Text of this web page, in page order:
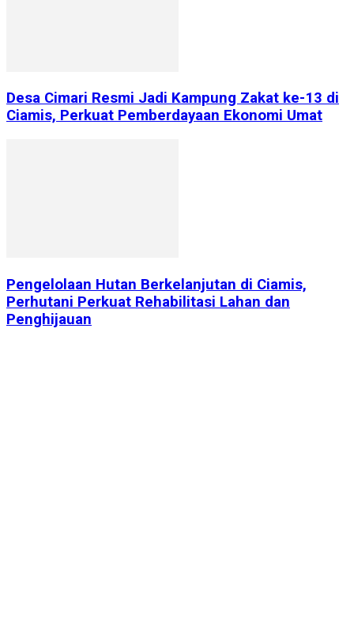
Desa Cimari Resmi Jadi Kampung Zakat ke-13 di
Ciamis, Perkuat Pemberdayaan Ekonomi Umat
Pengelolaan Hutan Berkelanjutan di Ciamis,
Perhutani Perkuat Rehabilitasi Lahan dan
Penghijauan